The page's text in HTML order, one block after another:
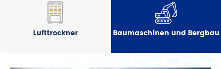
Lufttrockner Baumaschinen und Bergbau